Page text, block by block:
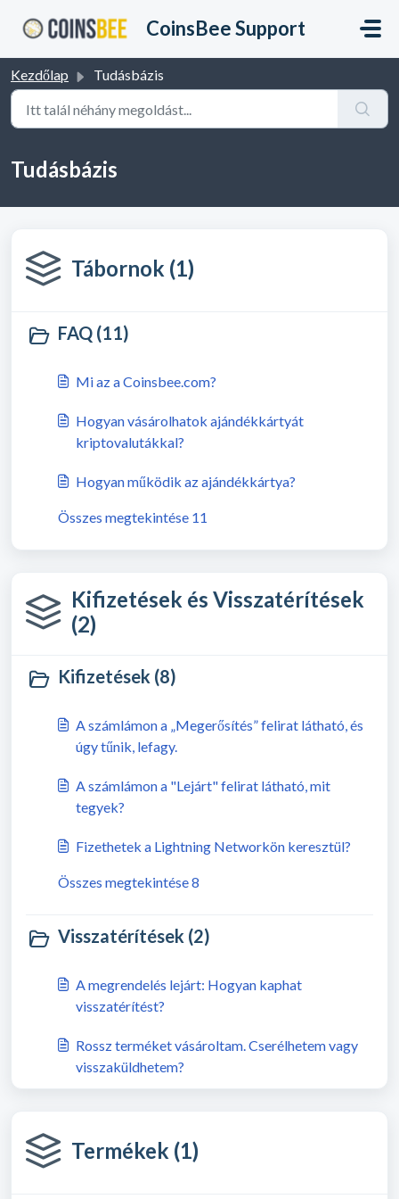
CoinsBee Support
Kezdőlap Tudásbázis
Tudásbázis
Tábornok (1)
FAQ (11)
Mi az a Coinsbee.com?
Hogyan vásárolhatok ajándékkártyát
kriptovalutákkal?
Hogyan működik az ajándékkártya?
Összes megtekintése 11
Kifizetések és Visszatérítések
(2)
Kifizetések (8)
A számlámon a „Megerősítés” felirat látható, és
úgy tűnik, lefagy.
A számlámon a "Lejárt" felirat látható, mit
tegyek?
Fizethetek a Lightning Networkön keresztül?
Összes megtekintése 8
Visszatérítések (2)
A megrendelés lejárt: Hogyan kaphat
visszatérítést?
Rossz terméket vásároltam. Cserélhetem vagy
visszaküldhetem?
Termékek (1)